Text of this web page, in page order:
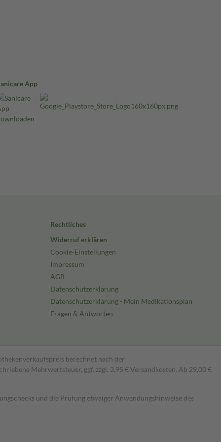
App
Rechtliches
Widerruf erklären
Cookie-Einstellungen
Impressum
AGB
Datenschutzerklärung
Datenschutzerklärung - Mein Medikationsplan
Fragen & Antworten
berechnet nach der
Mehrwertsteuer, ggf. zzgl. 3,95 € Versandkosten. Ab 29,00 €
und die Prüfung etwaiger Anwendungshinweise des